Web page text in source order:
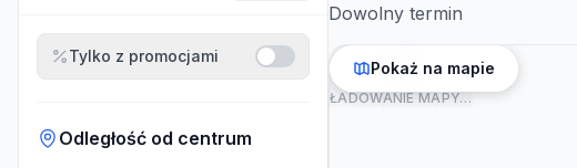
Tylko z promocjami
Odległość od centrum
Dowolny termin
ŁADOWANIE MAPY…
Pokaż na mapie